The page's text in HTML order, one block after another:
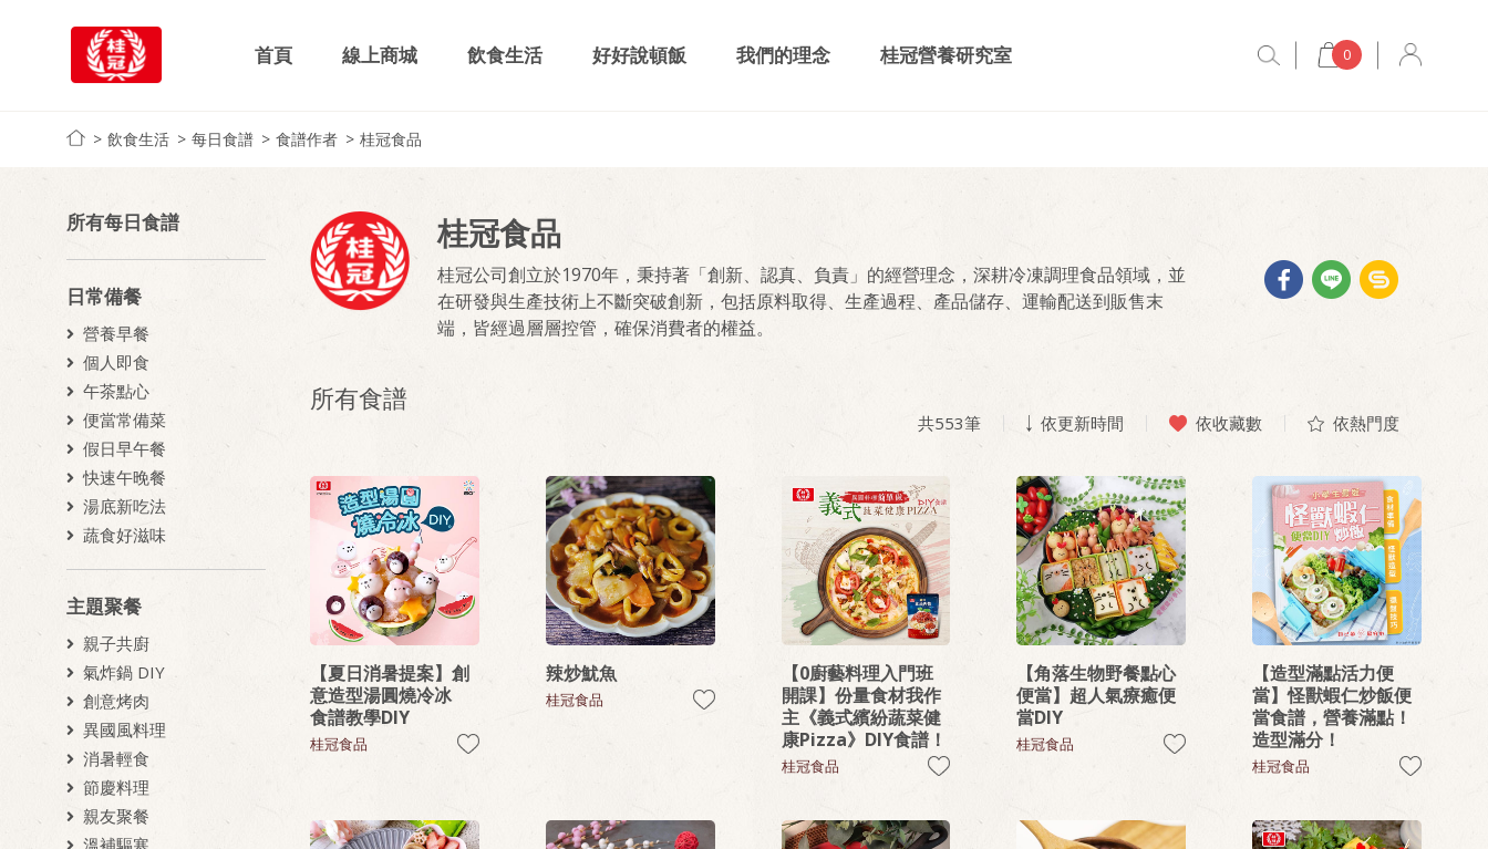
首頁 線上商城 飲食生活 好好說頓飯 我們的理念 桂冠營養研究室 0
飲食生活 每日食譜 食譜作者 桂冠食品
所有每日食譜
日常備餐
營養早餐
個人即食
午茶點心
便當常備菜
假日早午餐
快速午晚餐
湯底新吃法
蔬食好滋味
主題聚餐
親子共廚
氣炸鍋 DIY
創意烤肉
異國風料理
消暑輕食
節慶料理
親友聚餐
溫補驅寒
桂冠食品
桂冠公司創立於1970年，秉持著「創新、認真、負責」的經營理念，深耕冷凍調理食品領域，並
在研發與生產技術上不斷突破創新，包括原料取得、生產過程、產品儲存、運輸配送到販售末
端，皆經過層層控管，確保消費者的權益。
所有食譜
共553筆 依更新時間 依收藏數 依熱門度
【夏日消暑提案】創
意造型湯圓燒冷冰
食譜教學DIY
桂冠食品
辣炒魷魚
桂冠食品
【0廚藝料理入門班
開課】份量食材我作
主《義式繽紛蔬菜健
康Pizza》DIY食譜！
桂冠食品
【角落生物野餐點心
便當】超人氣療癒便
當DIY
桂冠食品
【造型滿點活力便
當】怪獸蝦仁炒飯便
當食譜，營養滿點！
造型滿分！
桂冠食品